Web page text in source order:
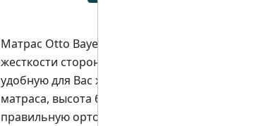
Матрас Otto Bayer Future Family –
жесткости сторон и оптимальному сочетанию
удобную для Вас жесткость, просто
матраса, высота блока – 20 см. Достаточно
правильную ортопедическую поддержку тела